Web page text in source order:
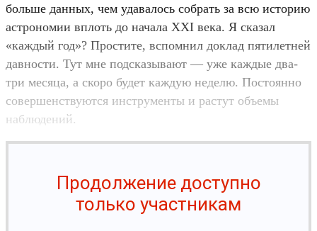
больше данных, чем удавалось собрать за всю историю
астрономии вплоть до начала XXI века. Я сказал
«каждый год»? Простите, вспомнил доклад пятилетней
давности. Тут мне подсказывают — уже каждые два-
три месяца, а скоро будет каждую неделю. Постоянно
совершенствуются инструменты и растут объемы
наблюдений.
Продолжение доступно
только участникам